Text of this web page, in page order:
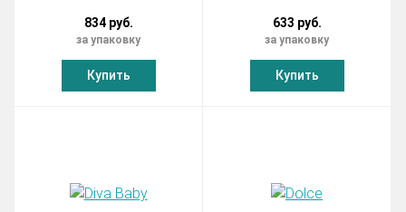
834 руб.
за упаковку
Купить
633 руб.
за упаковку
Купить